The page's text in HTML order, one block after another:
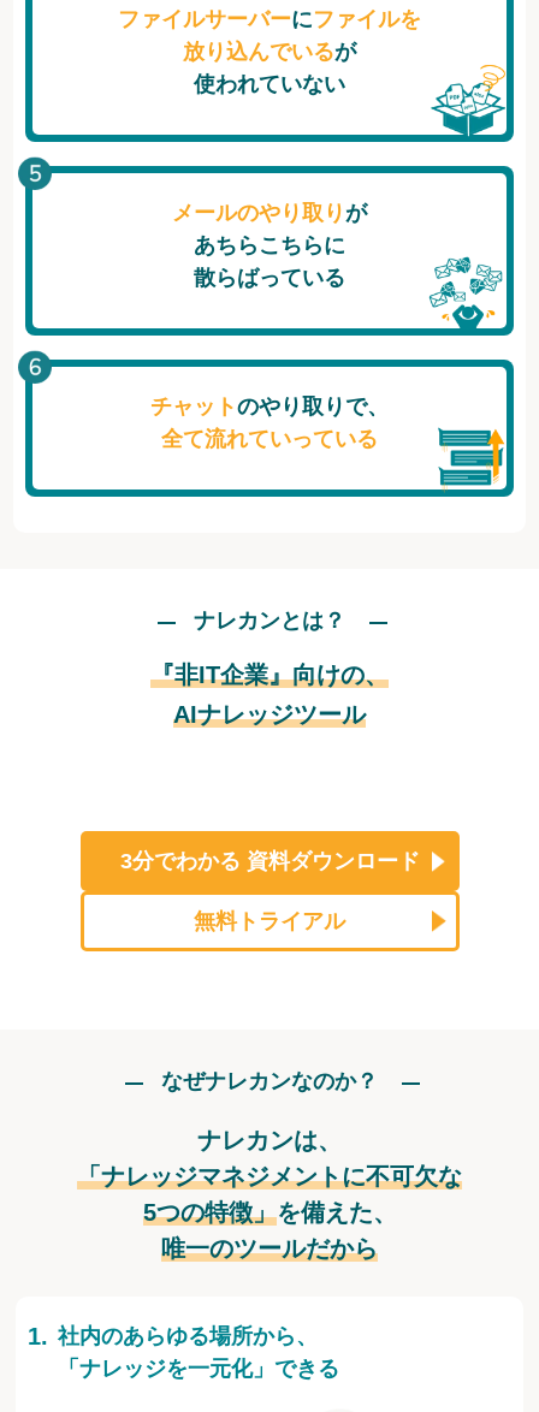
ファイルサーバーにファイルを
放り込んでいるが
使われていない
メールのやり取り が
あちらこちらに
散らばっている
チャットのやり取りで、
全て流れていっている
ナレカンとは？
『非IT企業』向けの、
AIナレッジツール
3分でわかる 資料ダウンロード
無料トライアル
なぜナレカンなのか？
ナレカンは、
「ナレッジマネジメントに不可欠な
5つの特徴」を備えた、
唯一のツールだから
社内のあらゆる場所から、
「ナレッジを一元化」できる